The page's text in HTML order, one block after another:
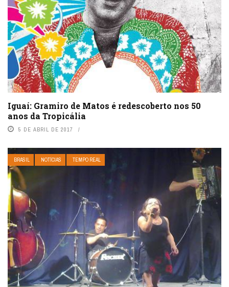
Iguaí: Gramiro de Matos é redescoberto nos 50
anos da Tropicália
5 DE ABRIL DE 2017
BRASIL NOTÍCIAS TEMPO REAL